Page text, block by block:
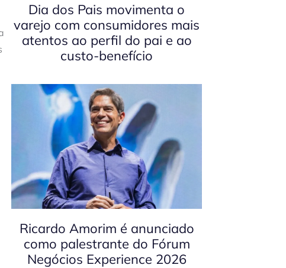
Dia dos Pais movimenta o
varejo com consumidores mais
atentos ao perfil do pai e ao
custo-benefício
Ricardo Amorim é anunciado
como palestrante do Fórum
Negócios Experience 2026